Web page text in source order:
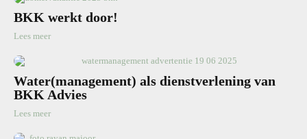
BKK werkt door!
Lees meer
Water(management) als dienstverlening van
BKK Advies
Lees meer